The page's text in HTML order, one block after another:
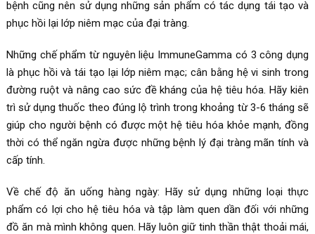
bệnh cũng nên sử dụng những sản phẩm có tác dụng tái tạo và
phục hồi lại lớp niêm mạc của đại tràng.
Những chế phẩm từ nguyên liệu ImmuneGamma có 3 công dụng
là phục hồi và tái tạo lại lớp niêm mạc; cân bằng hệ vi sinh trong
đường ruột và nâng cao sức đề kháng của hệ tiêu hóa. Hãy kiên
trì sử dụng thuốc theo đúng lộ trình trong khoảng từ 3-6 tháng sẽ
giúp cho người bệnh có được một hệ tiêu hóa khỏe mạnh, đồng
thời có thể ngăn ngừa được những bệnh lý đại tràng mãn tính và
cấp tính.
Về chế độ ăn uống hàng ngày: Hãy sử dụng những loại thực
phẩm có lợi cho hệ tiêu hóa và tập làm quen dần đối với những
đồ ăn mà mình không quen. Hãy luôn giữ tinh thần thật thoải mái,